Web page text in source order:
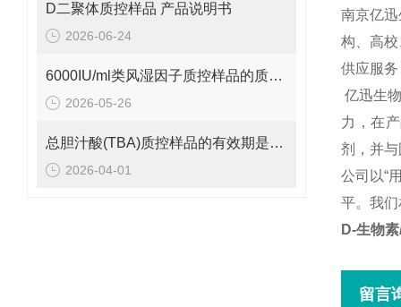
D二聚体质控样品 产品说明书
2026-06-24
6000IU/ml类风湿因子质控样品的质控范围是多少呢？
2026-05-26
总胆汁酸(TBA)质控样品的有效期是多久呢？
2026-04-01
南京亿
构、高
供应服
亿迅生
力，在
剂，并
公司以“
平。我
D-生物
留言